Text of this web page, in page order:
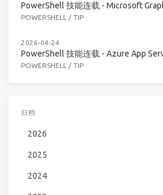
PowerShell 技能连载 - Microsoft
POWERSHELL / TIP
2026-04-24
PowerShell 技能连载 - Azure App
POWERSHELL / TIP
归档
2026
2025
2024